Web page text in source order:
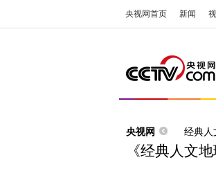
央视网首页 新闻
央视网 经典人
《经典人文